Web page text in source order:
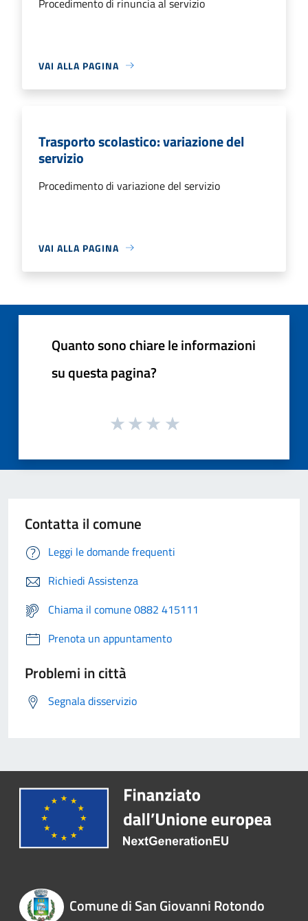
VAI ALLA PAGINA
Trasporto scolastico: variazione del
servizio
Procedimento di variazione del servizio
VAI ALLA PAGINA
Quanto sono chiare le informazioni
su questa pagina?
Contatta il comune
Leggi le domande frequenti
Richiedi Assistenza
Chiama il comune 0882 415111
Prenota un appuntamento
Problemi in città
Segnala disservizio
Comune di San Giovanni Rotondo